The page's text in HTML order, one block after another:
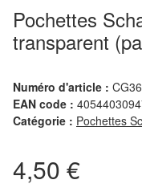
Pochettes
transparent
Numéro d'article :
EAN code :
Catégorie : Pochettes
4,50 €